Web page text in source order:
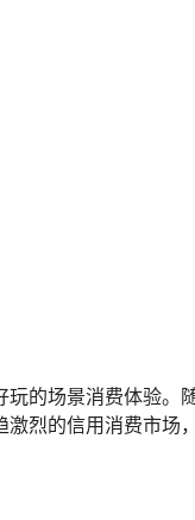
的场景消费体验。
烈的信用消费市场